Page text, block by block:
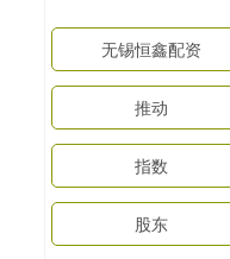
无锡恒鑫配资
推动
指数
股东